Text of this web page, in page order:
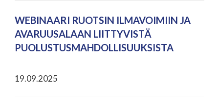
WEBINAARI RUOTSIN ILMAVOIMIIN JA
AVARUUSALAAN LIITTYVISTÄ
PUOLUSTUSMAHDOLLISUUKSISTA
19.09.2025